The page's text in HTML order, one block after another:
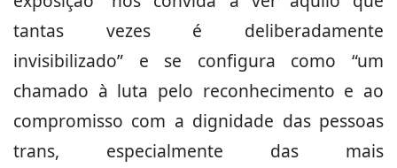
tantas vezes é deliberadamente
invisibilizado” e se configura como “um
chamado à luta pelo reconhecimento e ao
compromisso com a dignidade das pessoas
trans, especialmente das mais